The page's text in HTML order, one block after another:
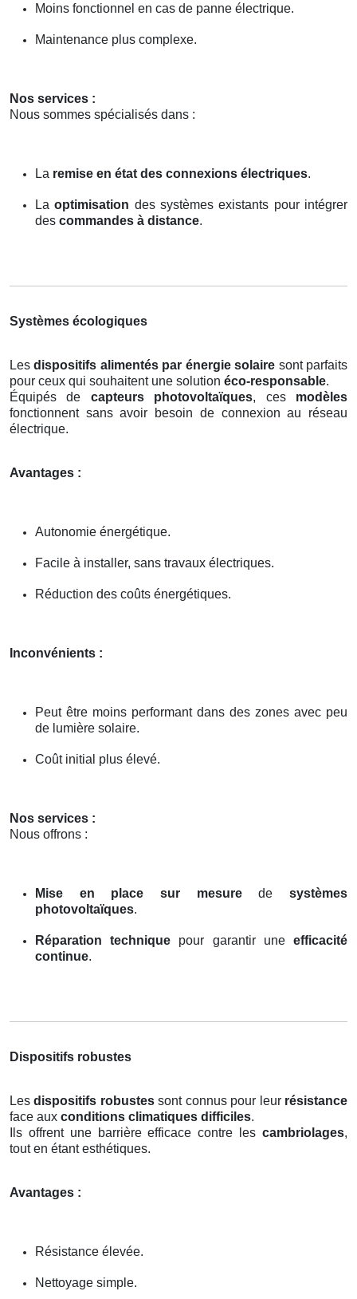
Moins fonctionnel en cas de panne électrique.
Maintenance plus complexe.
Nos services :
Nous sommes spécialisés dans :
La remise en état des connexions électriques.
Laoptimisation des systèmes existants pour intégrer
des commandes à distance.
Systèmes écologiques
Lesdispositifs alimentés par énergie solaire sont parfaits
pour ceux qui souhaitent une solution éco-responsable.
Équipés de capteurs photovoltaïques, ces modèles
fonctionnent sans avoir besoin de connexion au réseau
électrique.
Avantages :
Autonomie énergétique.
Facile à installer, sans travaux électriques.
Réduction des coûts énergétiques.
Inconvénients :
Peut être moins performant dans des zones avec peu
de lumière solaire.
Coût initial plus élevé.
Nos services :
Nous offrons :
Mise en place sur mesuredesystèmes
photovoltaïques.
Réparation technique pour garantir uneefficacité
continue.
Dispositifs robustes
Lesdispositifs robustessont connus pour leur résistance
face aux conditions climatiques difficiles.
Ils offrent une barrière efficace contre les cambriolages,
tout en étant esthétiques.
Avantages :
Résistance élevée.
Nettoyage simple.